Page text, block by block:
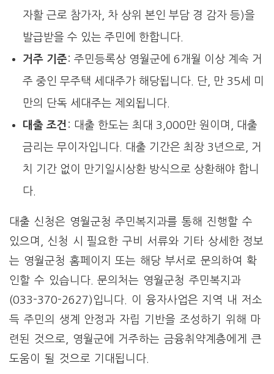
자활 근로 참가자, 차 상위 본인 부담 경 감자 등)을
발급받을 수 있는 주민에 한합니다.
거주 기준: 주민등록상 영월군에 6개월 이상 계속 거
주 중인 무주택 세대주가 해당됩니다. 단, 만 35세 미
만의 단독 세대주는 제외됩니다.
대출 조건 : 대출 한도는 최대 3,000만 원이며, 대출
금리는 무이자입니다. 대출 기간은 최장 3년으로, 거
치 기간 없이 만기일시상환 방식으로 상환해야 합니
다.
대출 신청은 영월군청 주민복지과를 통해 진행할 수
있으며, 신청 시 필요한 구비 서류와 기타 상세한 정보
는 영월군청 홈페이지 또는 해당 부서로 문의하여 확
인할 수 있습니다. 문의처는 영월군청 주민복지과
(033-370-2627)입니다. 이 융자사업은 지역 내 저소
득 주민의 생계 안정과 자립 기반을 조성하기 위해 마
련된 것으로, 영월군에 거주하는 금융취약계층에게 큰
도움이 될 것으로 기대됩니다.